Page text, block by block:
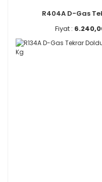
R404A D-Gas
Fiyat :